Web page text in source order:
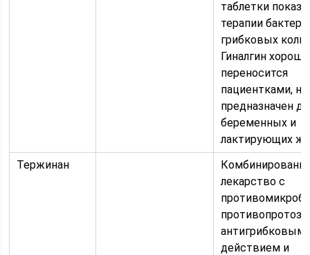
таблетки
терапии
грибковых
Гиналгин хорошо
переносится
пациентками, не
предназначен
беременных и
лактирующих
Тержинан
лекарство с
антигрибковым
действием и